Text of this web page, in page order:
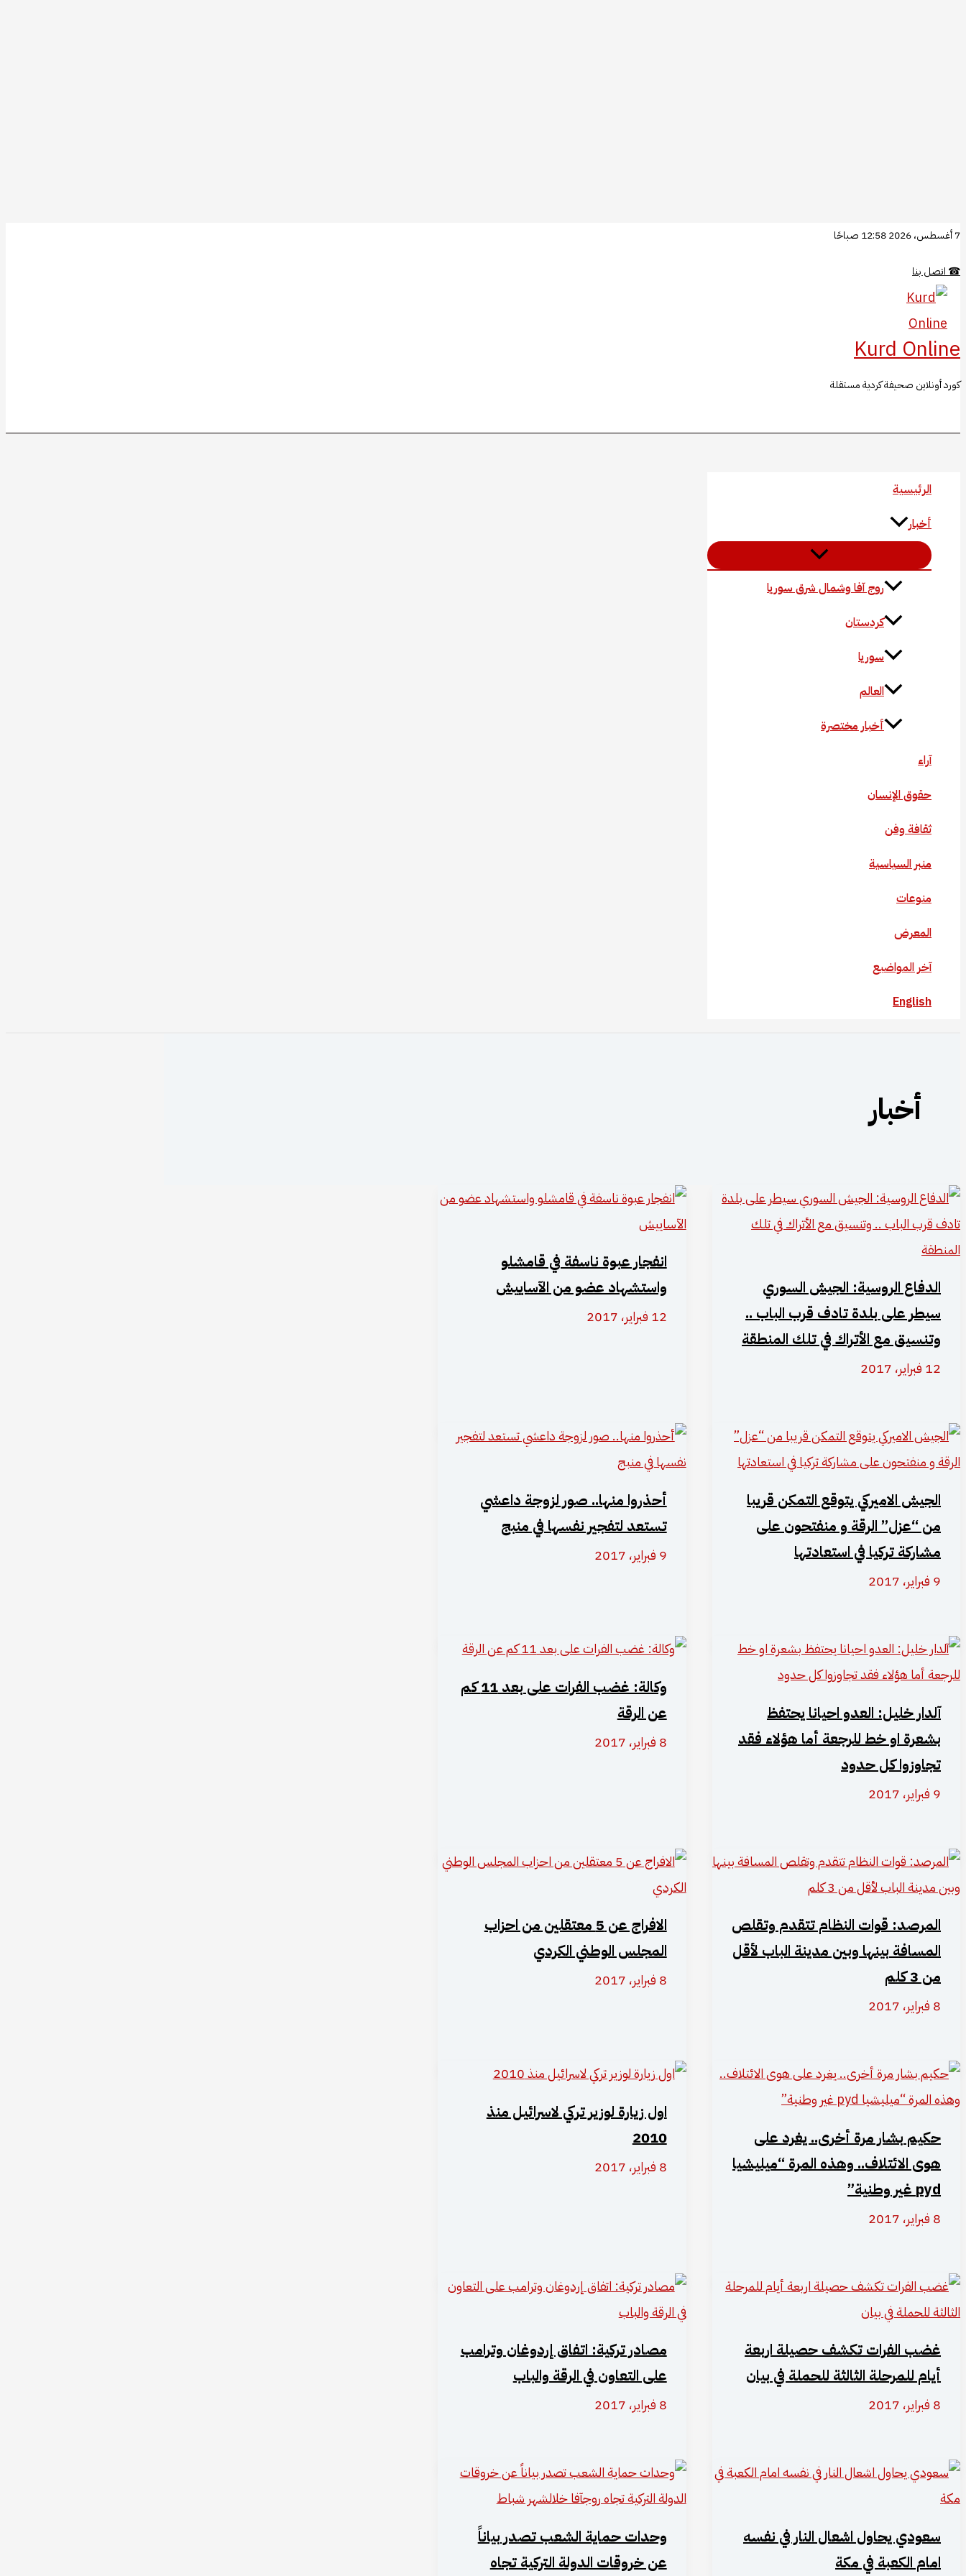
تخطي
المحتوى
7 أغسطس، 2026 12:58 صباحًا
☎ اتصل بنا
Kurd Online
كورد أونلاين صحيفة كردية مستقلة
الرئيسية
أخبار
روج آفا وشمال شرق سوريا
كردستان
سوريا
العالم
أخبار مختصرة
آراء
حقوق الإنسان
ثقافة وفن
منبر السياسية
منوعات
المعرض
آخر المواضيع
English
أخبار
الدفاع الروسية: الجيش السوري
سيطر على بلدة تادف قرب الباب ..
وتنسيق مع الأتراك في تلك المنطقة
12 فبراير، 2017
انفجار عبوة ناسفة في قامشلو
واستشهاد عضو من الآساييش
12 فبراير، 2017
الجيش الاميركي يتوقع التمكن قريبا
من “عزل” الرقة و منفتحون على
مشاركة تركيا في استعادتها
9 فبراير، 2017
أحذروا منها.. صور لزوجة داعشي
تستعد لتفجير نفسها في منبج
9 فبراير، 2017
آلدار خليل: العدو احيانا يحتفظ
بشعرة او خط للرجعة أما هؤلاء فقد
تجاوزوا كل حدود
9 فبراير، 2017
وكالة: غضب الفرات على بعد 11 كم
عن الرقة
8 فبراير، 2017
المرصد: قوات النظام تتقدم وتقلص
المسافة بينها وبين مدينة الباب لأقل
من 3 كلم
8 فبراير، 2017
الافراج عن 5 معتقلين من احزاب
المجلس الوطني الكردي
8 فبراير، 2017
حكيم بشار مرة أخرى.. يغرد على
هوى الائتلاف.. وهذه المرة “ميليشيا
pyd غير وطنية”
8 فبراير، 2017
اول زيارة لوزير تركي لاسرائيل منذ
2010
8 فبراير، 2017
غضب الفرات تكشف حصيلة اربعة
أيام للمرحلة الثالثة للحملة في بيان
8 فبراير، 2017
مصادر تركية: اتفاق إردوغان وترامب
على التعاون في الرقة والباب
8 فبراير، 2017
سعودي يحاول اشعال النار في نفسه
امام الكعبة في مكة
وحدات حماية الشعب تصدر بياناً
عن خروقات الدولة التركية تجاه